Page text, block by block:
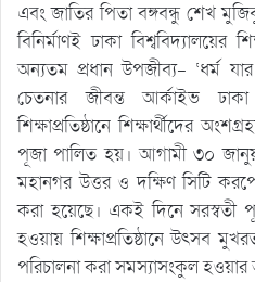
এবং জাতির পিতা বঙ্গবন্ধু শেখ
বিনির্মাণই ঢাকা বিশ্ববিদ্যালয়ের
অন্যতম প্রধান উপজীব্য- ‘ধর্ম
চেতনার জীবন্ত আর্কাইভ
শিক্ষাপ্রতিষ্ঠানে শিক্ষার্থীদের
পূজা পালিত হয়। আগামী ৩০
মহানগর উত্তর ও দক্ষিণ সিটি
করা হয়েছে। একই দিনে সরস্বতী
হওয়ায় শিক্ষাপ্রতিষ্ঠানে উৎসব
পরিচালনা করা সমস্যাসংকুল হওয়ার